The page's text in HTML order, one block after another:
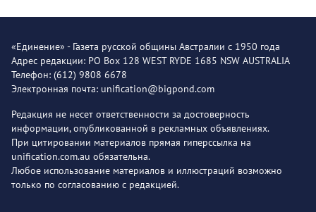
«Единение» - Газета русской общины Австралии с 1950 года
Адрес редакции: PO Box 128 WEST RYDE 1685 NSW AUSTRALIA
Телефон: (612) 9808 6678
Электронная почта: unification@bigpond.com
Редакция не несет ответственности за достоверность
информации, опубликованной в рекламных объявлениях.
При цитировании материалов прямая гиперссылка на
unification.com.au обязательна.
Любое использование материалов и иллюстраций возможно
только по согласованию с редакцией.